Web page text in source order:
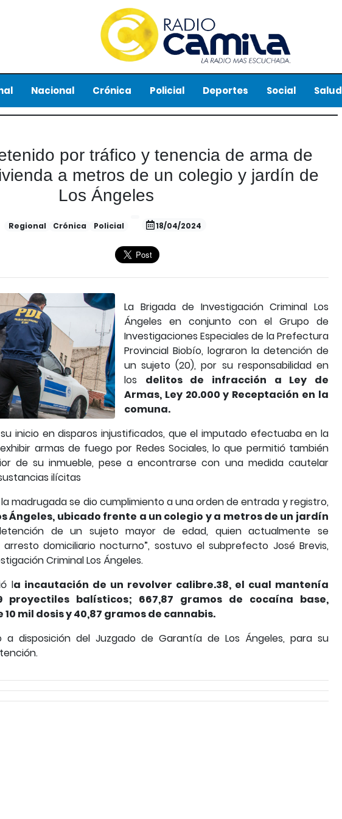
Nacional Crónica Policial Deportes Social Salud
por tráfico y tenencia de arma de
a metros de un colegio y jardín de
Los Ángeles
Regional Crónica Policial 18/04/2024
La Brigada de Investigación Criminal Los
Ángeles en conjunto con el Grupo de
Investigaciones Especiales de la Prefectura
Provincial Biobío, lograron la detención de
un sujeto (20), por su responsabilidad en
los delitos de infracción a Ley de
Armas, Ley 20.000 y Receptación en la
comuna.
inicio en disparos injustificados, que el imputado efectuaba en la
armas de fuego por Redes Sociales, lo que permitió también
de su inmueble, pese a encontrarse con una medida cautelar
ilícitas
madrugada se dio cumplimiento a una orden de entrada y registro,
Ángeles, ubicado frente a un colegio y a metros de un jardín
de un sujeto mayor de edad, quien actualmente se
domiciliario nocturno”, sostuvo el subprefecto José Brevis,
Criminal Los Ángeles.
la incautación de un revolver calibre.38, el cual mantenía
balísticos; 667,87 gramos de cocaína base,
mil dosis y 40,87 gramos de cannabis.
disposición del Juzgado de Garantía de Los Ángeles, para su